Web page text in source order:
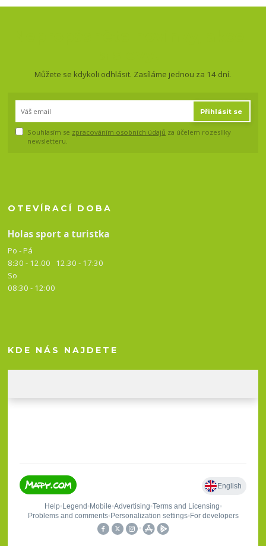
Můžete se kdykoli odhlásit. Zasíláme jednou za 14 dní.
Přihlásit se
Souhlasím se zpracováním osobních údajů za účelem rozesílky
newsletteru.
OTEVÍRACÍ DOBA
Holas sport a turistka
Po - Pá
8:30 - 12.00 12.30 - 17:30
So
08:30 - 12:00
KDE NÁS NAJDETE